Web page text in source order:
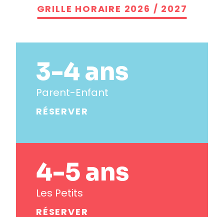
GRILLE HORAIRE 2026 / 2027
3-4 ans
Parent-Enfant
RÉSERVER
4-5 ans
Les Petits
RÉSERVER